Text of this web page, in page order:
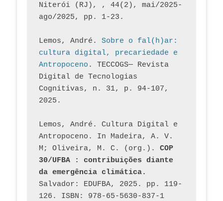
Niterói (RJ), , 44(2), mai/2025-
ago/2025, pp. 1-23.
Lemos, André. Sobre o fal(h)ar:
cultura digital, precariedade e
Antropoceno . TECCOGS— Revista
Digital de Tecnologias
Cognitivas, n. 31, p. 94-107,
2025.
Lemos, André. Cultura Digital e
Antropoceno. In Madeira, A. V.
M; Oliveira, M. C. (org.). COP
30/UFBA : contribuições diante
da emergência climática.
Salvador: EDUFBA, 2025. pp. 119-
126. ISBN: 978-65-5630-837-1